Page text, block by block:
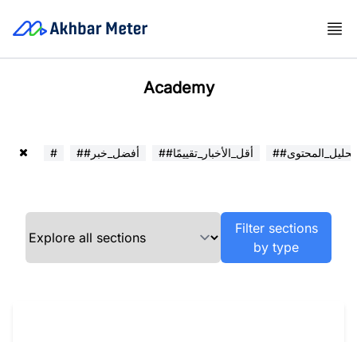
Academy
# ##أفضل_خبر ##أقل_الأخبار_تقييمًا ##تحليل_المحتوى
Filter sections
by type